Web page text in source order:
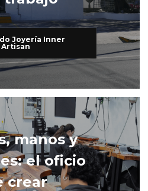
Joyería Inner
Artisan
manos y
el oficio
crear